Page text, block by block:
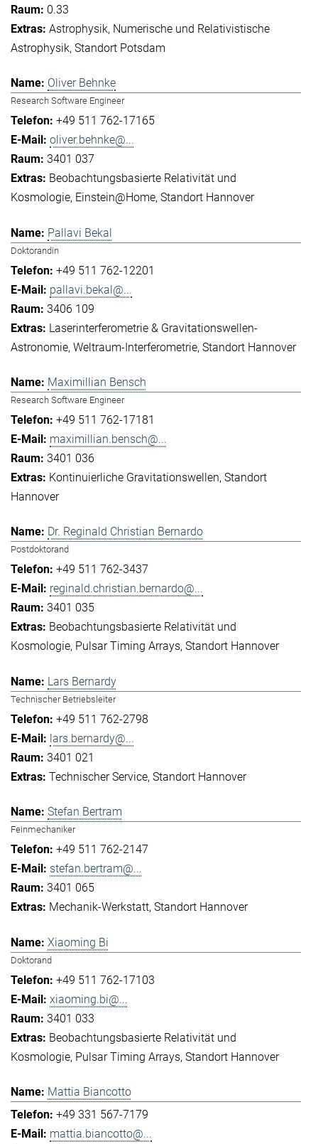
0.33
Astrophysik Numerische und Relativistische
Astrophysik Standort Potsdam
Oliver Behnke
Research Software Engineer
+49 511 762-17165
oliver.behnke@...
3401 037
Beobachtungsbasierte Relativität und
Kosmologie Einstein@Home Standort Hannover
Pallavi Bekal
Doktorandin
+49 511 762-12201
pallavi.bekal@...
3406 109
Laserinterferometrie & Gravitationswellen-
Astronomie Weltraum-Interferometrie Standort Hannover
Maximillian Bensch
Research Software Engineer
+49 511 762-17181
maximillian.bensch@...
3401 036
Kontinuierliche Gravitationswellen Standort
Hannover
Dr. Reginald Christian Bernardo
Postdoktorand
+49 511 762-3437
reginald.christian.bernardo@...
3401 035
Beobachtungsbasierte Relativität und
Kosmologie Pulsar Timing Arrays Standort Hannover
Lars Bernardy
Technischer Betriebsleiter
+49 511 762-2798
lars.bernardy@...
3401 021
Technischer Service Standort Hannover
Stefan Bertram
Feinmechaniker
+49 511 762-2147
stefan.bertram@...
3401 065
Mechanik-Werkstatt Standort Hannover
Xiaoming Bi
Doktorand
+49 511 762-17103
xiaoming.bi@...
3401 033
Beobachtungsbasierte Relativität und
Kosmologie Pulsar Timing Arrays Standort Hannover
Mattia Biancotto
+49 331 567-7179
mattia.biancotto@...